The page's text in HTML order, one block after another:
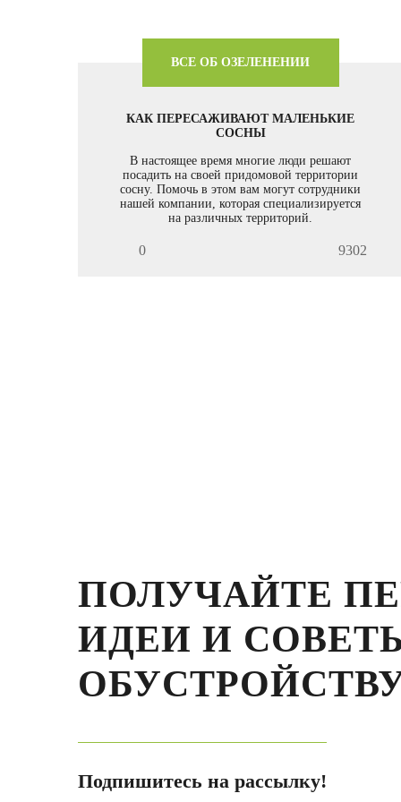
ВСЕ ОБ ОЗЕЛЕНЕНИИ
КАК ПЕРЕСАЖИВАЮТ МАЛЕНЬКИЕ
СОСНЫ
В настоящее время многие люди решают
посадить на своей придомовой территории
сосну. Помочь в этом вам могут сотрудники
нашей компании, которая специализируется
на различных территорий.
0 9302
ПОЛУЧАЙТЕ
ИДЕИ И
Подпишитесь на рассылку!